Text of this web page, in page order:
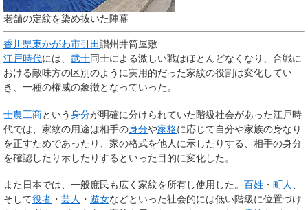
老舗の定紋を染め抜いた陣幕
香川県東かがわ市引田讃州井筒屋敷
江戸時代には、 武士同士による激しい戦はほとんどなくなり、合戦に
おける敵味方の区別のように実用的だった家紋の役割は変化してい
き、一種の権威の象徴となっていった。
士農工商という身分が明確に分けられていた階級社会があった江戸時
代では、家紋の用途は相手の身分や家格に応じて自分や家族の身なり
を正すためであったり、家の格式を他人に示したりする、相手の身分
を確認したり示したりするといった目的に変化した。
また日本では、一般庶民も広く家紋を所有し使用した。 百姓 ・ 町人、
そして役者 ・ 芸人 ・ 遊女などといった社会的には低い階級に位置づけ